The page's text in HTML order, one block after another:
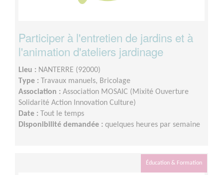
Participer à l'entretien de jardins et à
l'animation d'ateliers jardinage
Lieu : NANTERRE (92000)
Type : Travaux manuels, Bricolage
Association : Association MOSAIC (Mixité Ouverture
Solidarité Action Innovation Culture)
Date : Tout le temps
Disponibilité demandée : quelques heures par semaine
Éducation & Formation